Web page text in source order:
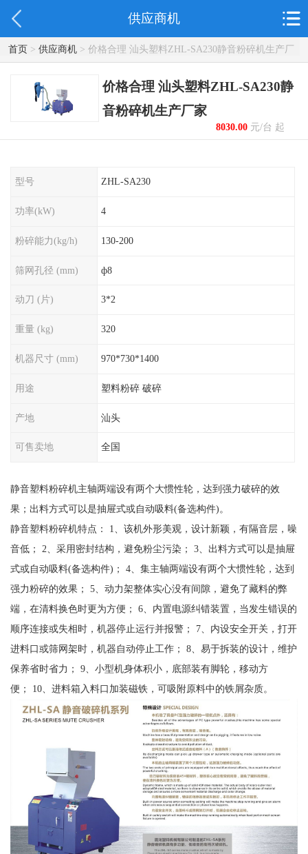
供应商机
首页> 供应商机> 价格合理 汕头塑料ZHL-SA230静音粉碎机生产厂
家
价格合理 汕头塑料ZHL-SA230静
音粉碎机生产厂家
8030.00元/台 起
型号 ZHL-SA230
功率(kW) 4
粉碎能力(kg/h) 130-200
筛网孔径 (mm) ф8
动刀 (片) 3*2
重量 (kg) 320
机器尺寸 (mm) 970*730*1400
用途 塑料粉碎 破碎
产地 汕头
可售卖地 全国
静音塑料粉碎机主轴两端设有两个大惯性轮，达到强力破碎的效
果；出料方式可以是抽屉式或自动吸料(备选构件)。
静音塑料粉碎机特点： 1、该机外形美观，设计新颖，有隔音层，噪
音低； 2、采用密封结构，避免粉尘污染； 3、出料方式可以是抽屉
式或自动吸料(备选构件)； 4、集主轴两端设有两个大惯性轮，达到
强力粉碎的效果； 5、动力架整体实心没有间隙，避免了藏料的弊
端，在清料换色时更为方便； 6、内置电源纠错装置，当发生错误的
顺序连接或失相时，机器停止运行并报警； 7、内设安全开关，打开
进料口或筛网架时，机器自动停止工作； 8、易于拆装的设计，维护
保养省时省力； 9、小型机身体积小，底部装有脚轮，移动方
便； 10、进料箱入料口加装磁铁，可吸附原料中的铁屑杂质。